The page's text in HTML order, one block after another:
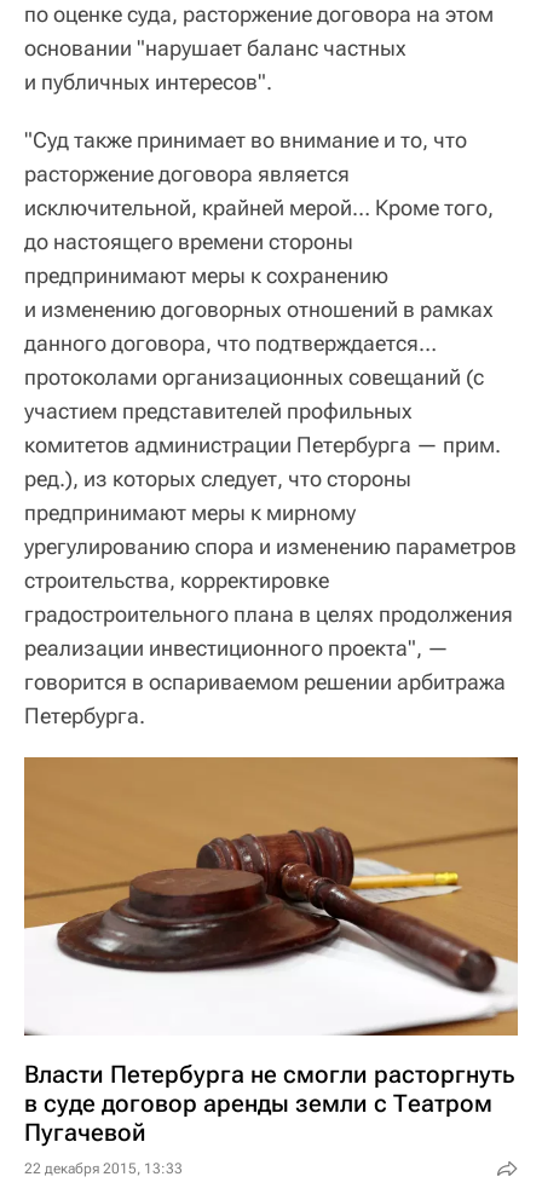
по оценке суда, расторжение договора на этом
основании "нарушает баланс частных
и публичных интересов".
"Суд также принимает во внимание и то, что
расторжение договора является
исключительной, крайней мерой… Кроме того,
до настоящего времени стороны
предпринимают меры к сохранению
и изменению договорных отношений в рамках
данного договора, что подтверждается…
протоколами организационных совещаний (c
участием представителей профильных
комитетов администрации Петербурга — прим.
ред.), из которых следует, что стороны
предпринимают меры к мирному
урегулированию спора и изменению параметров
строительства, корректировке
градостроительного плана в целях продолжения
реализации инвестиционного проекта", —
говорится в оспариваемом решении арбитража
Петербурга.
Власти Петербурга не смогли расторгнуть
в суде договор аренды земли с Театром
Пугачевой
22 декабря 2015, 13:33